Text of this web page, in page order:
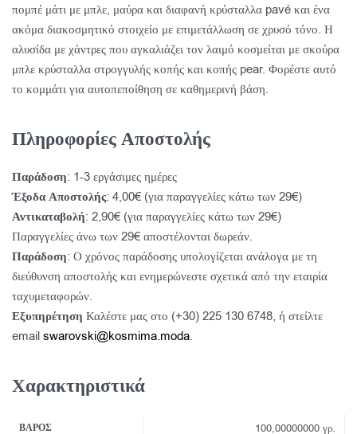
πομπέ μάτι με μπλε, μαύρα και διαφανή κρύσταλλα pavé και ένα
ακόμα διακοσμητικό στοιχείο με επιμετάλλωση σε χρυσό τόνο. Η
αλυσίδα με χάντρες που αγκαλιάζει τον λαιμό κοσμείται με σκούρα
μπλε κρύσταλλα στρογγυλής κοπής και κοπής pear. Φορέστε αυτό
το κομμάτι για αυτοπεποίθηση σε καθημερινή βάση.
Πληροφορίες Αποστολής
Παράδοση: 1-3 εργάσιμες ημέρες
Έξοδα Αποστολής: 4,00€ (για παραγγελίες κάτω των 29€)
Αντικαταβολή: 2,90€ (για παραγγελίες κάτω των 29€)
Παραγγελίες άνω των 29€ αποστέλονται δωρεάν.
Παράδοση: Ο χρόνος παράδοσης υπολογίζεται ανάλογα με τη
διεύθυνση αποστολής και ενημερώνεστε σχετικά από την εταιρία
ταχυμεταφορών.
Εξυπηρέτηση Καλέστε μας στο (+30) 225 130 6748, ή στείλτε
email swarovski@kosmima.moda.
Χαρακτηριστικά
ΒΆΡΟΣ 100,00000000 γρ.